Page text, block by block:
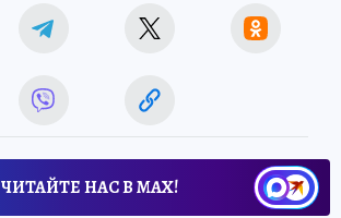
ЧИТАЙТЕ НАС В МАХ!